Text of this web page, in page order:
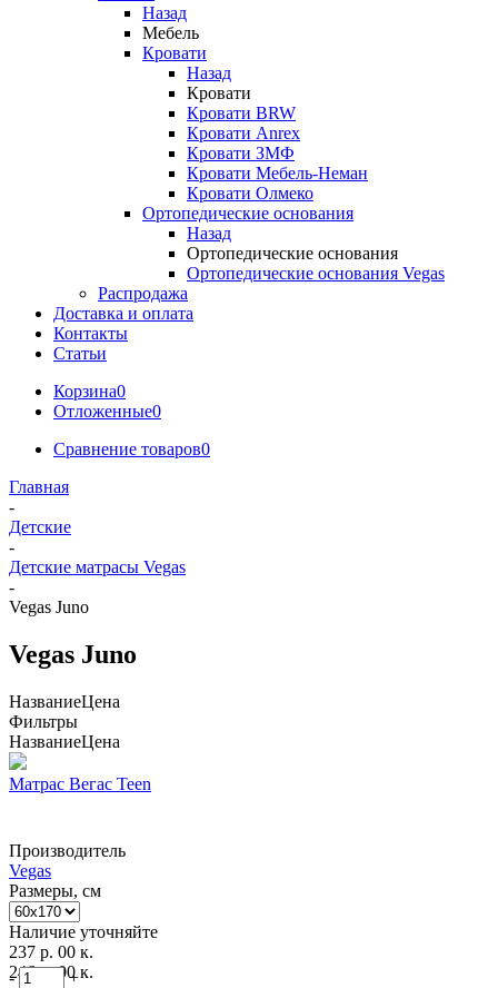
Назад
Мебель
Кровати
Назад
Кровати
Кровати BRW
Кровати Anrex
Кровати ЗМФ
Кровати Мебель-Неман
Кровати Олмеко
Ортопедические основания
Назад
Ортопедические основания
Ортопедические основания Vegas
Распродажа
Доставка и оплата
Контакты
Статьи
Корзина0
Отложенные0
Сравнение товаров0
Главная
-
Детские
-
Детские матрасы Vegas
-
Vegas Juno
Vegas Juno
НазваниеЦена
Фильтры
НазваниеЦена
Матрас Вегас Teen
Производитель
Vegas
Размеры, см
Наличие уточняйте
237 р. 00 к.
246 р. 00 к.
-
+